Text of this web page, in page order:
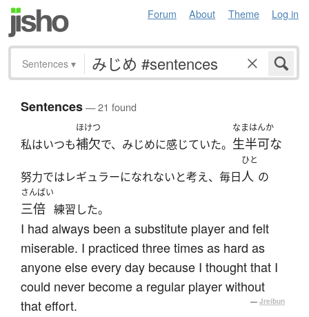
Forum About Theme Log in
Sentences ▾
Sentences— 21 found
私はいつも
ほけつ
補欠で、みじめに感じていた。
なまはんか
生半可な
努力ではレギュラーになれないと考え、毎日
ひと
人 の
さんばい
三倍 練習した。
I had always been a substitute player and felt
miserable. I practiced three times as hard as
anyone else every day because I thought that I
could never become a regular player without
that effort.
— Jreibun